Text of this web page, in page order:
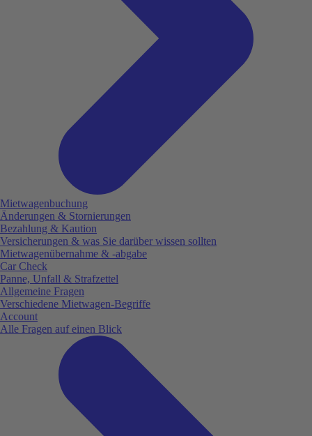
Mietwagenbuchung
Änderungen & Stornierungen
Bezahlung & Kaution
Versicherungen & was Sie darüber wissen sollten
Mietwagenübernahme & -abgabe
Car Check
Panne, Unfall & Strafzettel
Allgemeine Fragen
Verschiedene Mietwagen-Begriffe
Account
Alle Fragen auf einen Blick